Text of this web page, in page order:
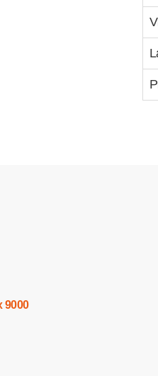
9000